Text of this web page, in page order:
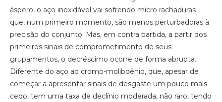
áspero, o aço inoxidável vai sofrendo micro rachaduras
que, num primeiro momento, são menos perturbadoras à
precisão do conjunto. Mas, em contra partida, a partir dos
primeiros sinais de comprometimento de seus
grupamentos, o decréscimo ocorre de forma abrupta.
Diferente do aço ao cromo-molibdênio, que, apesar de
começar a apresentar sinais de desgaste um pouco mais
cedo, tem uma taxa de declínio moderada, não raro, tendo